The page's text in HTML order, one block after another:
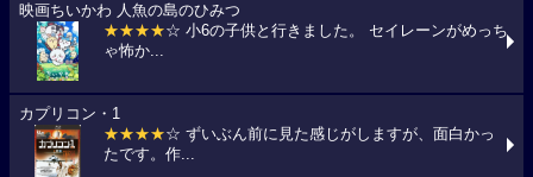
映画ちいかわ 人魚の島のひみつ
★★★★☆ 小6の子供と行きました。 セイレーンがめっち
ゃ怖か...
カプリコン・1
★★★★☆ ずいぶん前に見た感じがしますが、面白かっ
たです。作...